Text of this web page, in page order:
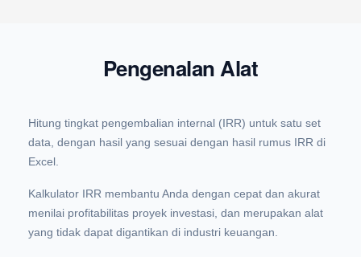
Pengenalan Alat
Hitung tingkat pengembalian internal (IRR) untuk satu set
data, dengan hasil yang sesuai dengan hasil rumus IRR di
Excel.
Kalkulator IRR membantu Anda dengan cepat dan akurat
menilai profitabilitas proyek investasi, dan merupakan alat
yang tidak dapat digantikan di industri keuangan.